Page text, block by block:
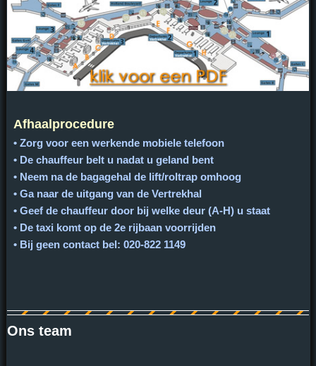
Afhaalprocedure
• Zorg voor een werkende mobiele telefoon
• De chauffeur belt u nadat u geland bent
• Neem na de bagagehal de lift/roltrap omhoog
• Ga naar de uitgang van de Vertrekhal
• Geef de chauffeur door bij welke deur (A-H) u staat
• De taxi komt op de 2e rijbaan voorrijden
• Bij geen contact bel: 020-822 1149
Ons team